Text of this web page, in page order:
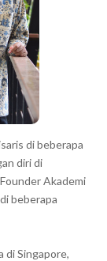
di beberapa
diri di
Akademi
beberapa
di Singapore,